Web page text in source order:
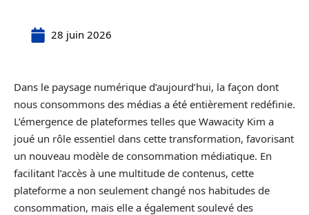
28 juin 2026
Dans le paysage numérique d’aujourd’hui, la façon dont
nous consommons des médias a été entièrement redéfinie.
L’émergence de plateformes telles que Wawacity Kim a
joué un rôle essentiel dans cette transformation, favorisant
un nouveau modèle de consommation médiatique. En
facilitant l’accès à une multitude de contenus, cette
plateforme a non seulement changé nos habitudes de
consommation, mais elle a également soulevé des